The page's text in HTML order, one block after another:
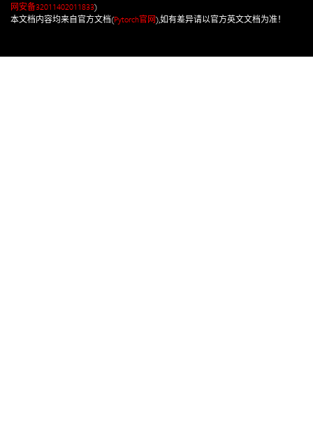
网安备32011402011833)
本文档内容均来自官方文档(Pytorch官网),如有差异请以官方英文文档为准！